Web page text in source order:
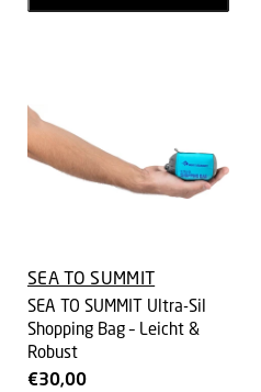
SEA TO SUMMIT
SEA TO SUMMIT Ultra-Sil
Shopping Bag – Leicht &
Robust
€30,00